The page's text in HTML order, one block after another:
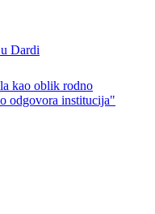
Dardi
kao oblik rodno
odgovora institucija"